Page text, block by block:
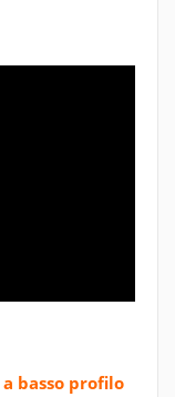
a basso profilo